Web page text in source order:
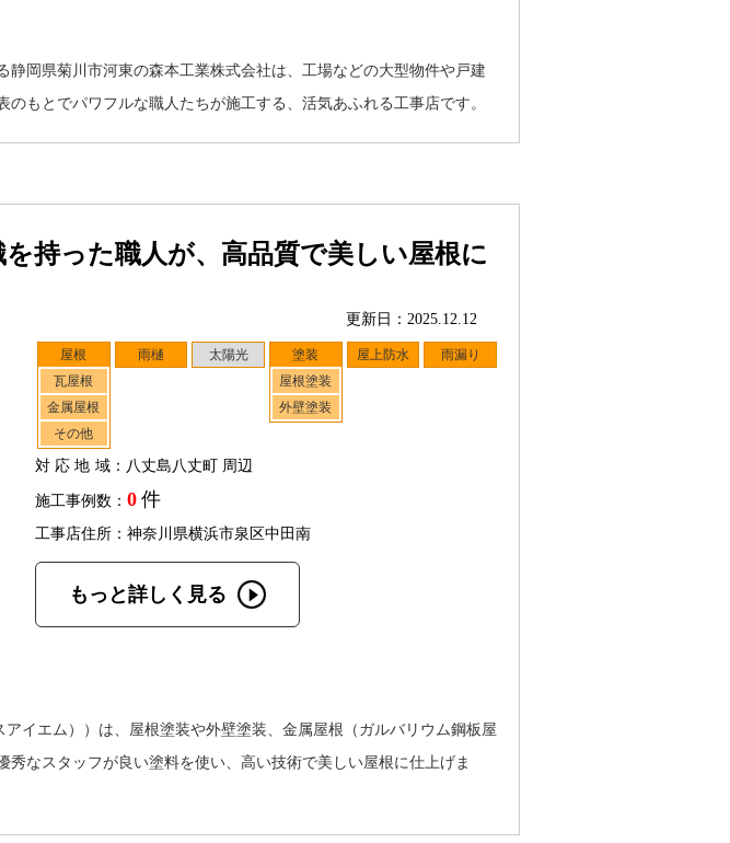
岡県菊川市河東の森本工業株式会社は、工場などの大型物件や戸建
もとでパワフルな職人たちが施工する、活気あふれる工事店です。
持った職人が、高品質で美しい屋根に
更新日：2025.12.12
屋根
瓦屋根
金属屋根
その他
雨樋 太陽光
塗装
屋根塗装
外壁塗装
屋上防水 雨漏り
対応地域：八丈島八丈町 周辺
施工事例数： 0 件
工事店住所：神奈川県横浜市泉区中田南
もっと詳しく見る
イエム））は、屋根塗装や外壁塗装、金属屋根（ガルバリウム鋼板屋
なスタッフが良い塗料を使い、高い技術で美しい屋根に仕上げま